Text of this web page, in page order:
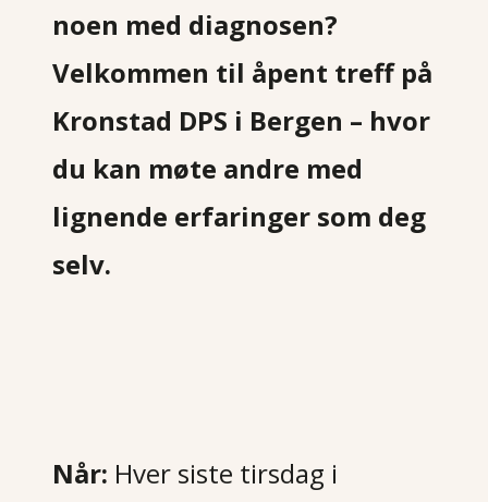
noen med diagnosen?
Velkommen til åpent treff på
Kronstad DPS i Bergen – hvor
du kan møte andre med
lignende erfaringer som deg
selv.
Når: Hver siste tirsdag i